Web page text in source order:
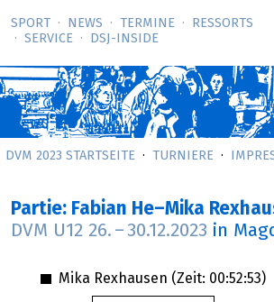
SPORT NEWS TERMINE
RESSORTS
SERVICE
DSJ-­INSIDE
DVM 2023 STARTSEITE TURNIERE
Partie: Fabian He–Mika
DVM U12 26. – 30.12.2023 in
Mika Rexhausen (Zeit: 00:52:53)